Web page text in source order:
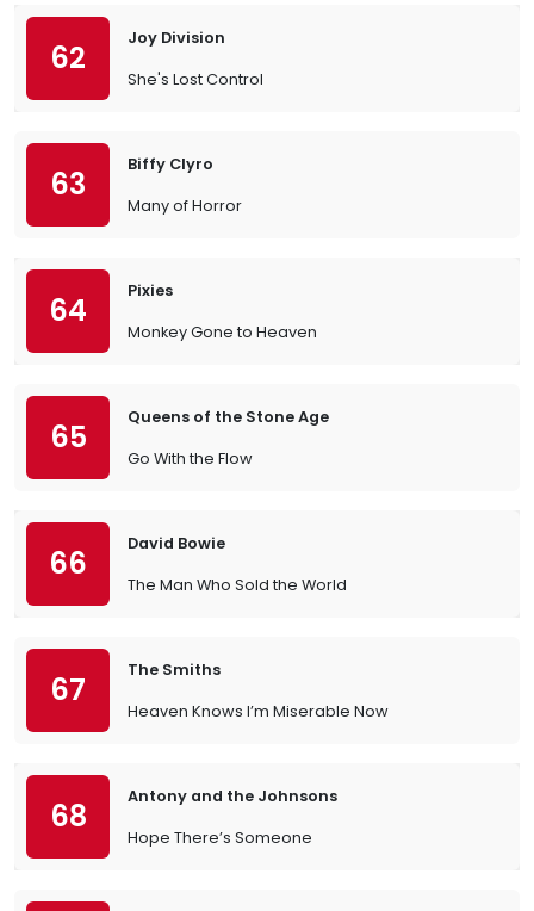
62
Joy Division
She's Lost Control
63
Biffy Clyro
Many of Horror
64
Pixies
Monkey Gone to Heaven
65
Queens of the Stone Age
Go With the Flow
66
David Bowie
The Man Who Sold the World
67
The Smiths
Heaven Knows I’m Miserable Now
68
Antony and the Johnsons
Hope There’s Someone